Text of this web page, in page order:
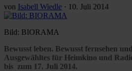
von Isabell Wiedle · 10. Juli 2014
Bild: BIORAMA
Bewusst leben. Bewusst fernsehen
Ausgewähltes für Heimkino und
bis zum 17. Juli 2014.